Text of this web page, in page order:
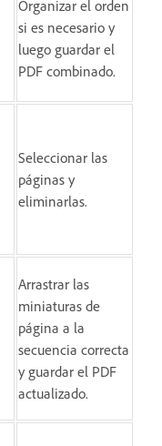
Organizar el orden
si es necesario y
luego guardar el
PDF combinado.
Seleccionar las
páginas y
eliminarlas.
Arrastrar las
miniaturas de
página a la
secuencia correcta
y guardar el PDF
actualizado.